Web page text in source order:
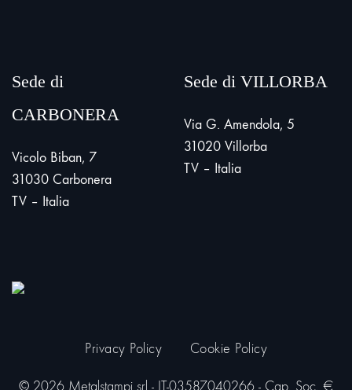
Sede di
CARBONERA
Vicolo Biban, 7
31030 Carbonera
TV – Italia
Sede di VILLORBA
Via G. Amendola, 5
31020 Villorba
TV – Italia
© 2026 Metalstampi srl - IT-03587040266 - Cap. Soc. €
Privacy Policy Cookie Policy